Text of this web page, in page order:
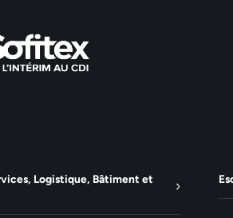
Logistique, Bâtiment et